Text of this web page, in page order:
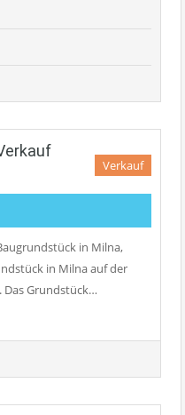
Verkauf
in Milna,
in Milna auf der
Das Grundstück…